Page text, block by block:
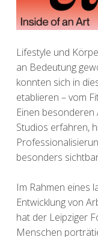
Lifestyle und
an Bedeutung
konnten sich in
etablieren – vom
Einen
Studios erfahren,
besonders
Im Rahmen eines
Entwicklung von
hat der Leipziger
Menschen